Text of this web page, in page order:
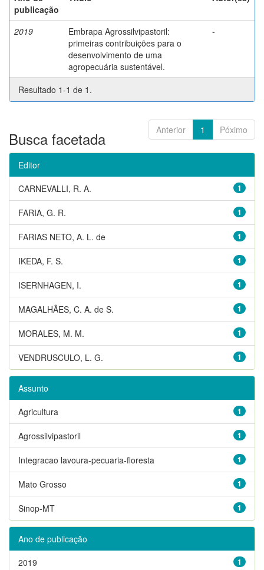
publicação
2019
Embrapa Agrossilvipastoril:
primeiras contribuições para o
desenvolvimento de uma
agropecuária sustentável.
-
Resultado 1-1 de 1.
Anterior 1 Póximo
Busca facetada
Editor
1
CARNEVALLI, R. A.
1
FARIA, G. R.
1
FARIAS NETO, A. L. de
1
IKEDA, F. S.
1
ISERNHAGEN, I.
1
MAGALHÃES, C. A. de S.
1
MORALES, M. M.
1
VENDRUSCULO, L. G.
Assunto
1
Agricultura
1
Agrossilvipastoril
1
Integracao lavoura-pecuaria-floresta
1
Mato Grosso
1
Sinop-MT
Ano de publicação
1
2019